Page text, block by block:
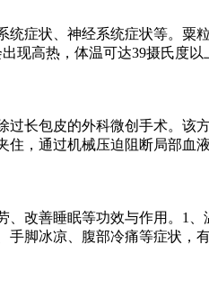
症状、神经系统症状等。
现高热，体温可达39摄氏度
长包皮的外科微创手术。
，通过机械压迫阻断局部
改善睡眠等功效与作用。1
脚冰凉、腹部冷痛等症状